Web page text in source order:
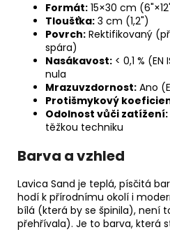
Formát: 15×30 cm
Tloušťka: 3 cm (1,2")
Povrch: Rektifikovaný
spára)
Nasákavost: < 0,1 %
nula
Mrazuvzdornost: Ano
Protišmykový
Odolnost vůči zatížení:
těžkou techniku
Barva a vzhled
Lavica Sand je teplá, písčitá
hodí k přírodnímu okolí i
bílá (která by se špinila), není
přehřívala). Je to barva, která